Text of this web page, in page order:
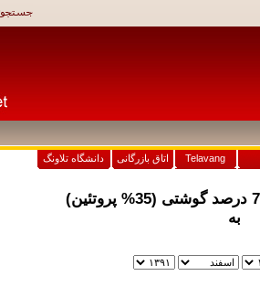
Telavang اتاق بازرگانی
دانشگاه تلاونگ
به